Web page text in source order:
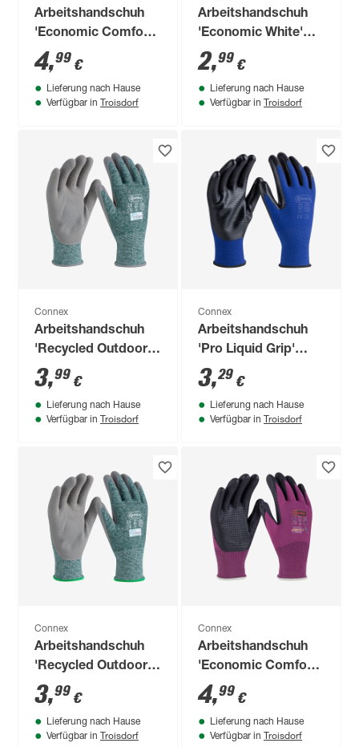
Arbeitshandschuh
'Economic Comfort'
schwarz Größe 7/S
4,99 €
Lieferung nach Hause
Verfügbar in Troisdorf
Arbeitshandschuh
'Economic White'
weiß Größe 9/L
2,99 €
Lieferung nach Hause
Verfügbar in Troisdorf
Connex
Arbeitshandschuh
'Recycled Outdoor'
grün/weiß/grau
Größe 9/L
3,99 €
Lieferung nach Hause
Verfügbar in Troisdorf
Connex
Arbeitshandschuh
'Pro Liquid Grip'
blau/schwarz Größe
11/XXL
3,29 €
Lieferung nach Hause
Verfügbar in Troisdorf
Connex
Arbeitshandschuh
'Recycled Outdoor'
grün/weiß/grau
Größe 8/M
3,99 €
Lieferung nach Hause
Verfügbar in Troisdorf
Connex
Arbeitshandschuh
'Economic Comfort
Touch' rot/schwarz
Größe 6
4,99 €
Lieferung nach Hause
Verfügbar in Troisdorf